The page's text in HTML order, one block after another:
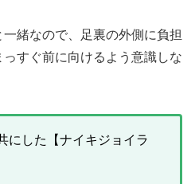
緒なので、足裏の外側に負担
すぐ前に向けるよう意識しな
した【ナイキジョイラ